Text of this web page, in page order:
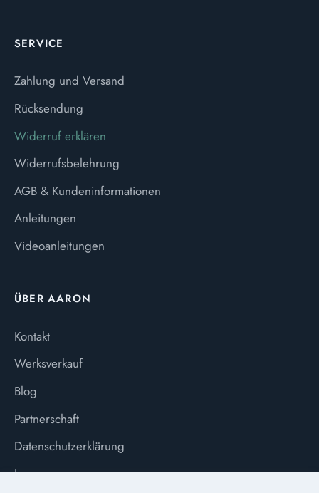
SERVICE
Zahlung und Versand
Rücksendung
Widerruf erklären
Widerrufsbelehrung
AGB & Kundeninformationen
Anleitungen
Videoanleitungen
ÜBER AARON
Kontakt
Werksverkauf
Blog
Partnerschaft
Datenschutzerklärung
Impressum